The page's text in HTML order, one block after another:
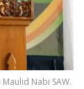
Nabi SAW.